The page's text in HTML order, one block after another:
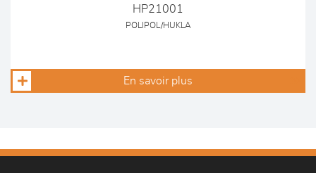
HP21001
POLIPOL/HUKLA
En savoir plus